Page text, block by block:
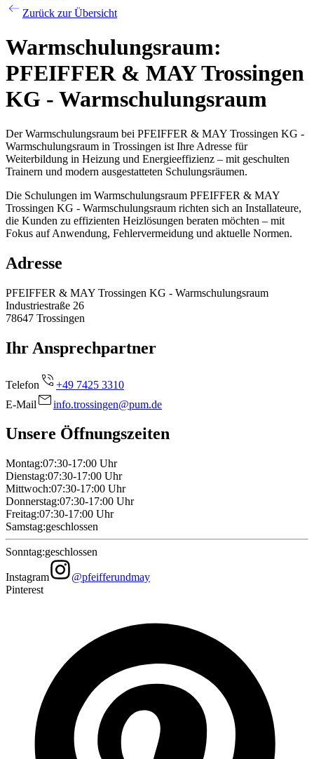
Zurück zur Übersicht
Warmschulungsraum:
PFEIFFER & MAY Trossingen
KG - Warmschulungsraum
Der Warmschulungsraum bei PFEIFFER & MAY Trossingen KG -
Warmschulungsraum in Trossingen ist Ihre Adresse für
Weiterbildung in Heizung und Energieeffizienz – mit geschulten
Trainern und modern ausgestatteten Schulungsräumen.
Die Schulungen im Warmschulungsraum PFEIFFER & MAY
Trossingen KG - Warmschulungsraum richten sich an Installateure,
die Kunden zu effizienten Heizlösungen beraten möchten – mit
Fokus auf Anwendung, Fehlervermeidung und aktuelle Normen.
Adresse
PFEIFFER & MAY Trossingen KG - Warmschulungsraum
Industriestraße 26
78647 Trossingen
Ihr Ansprechpartner
Telefon
+49 7425 3310
E-Mail
info.trossingen@pum.de
Unsere Öffnungszeiten
Montag:07:30-17:00 Uhr
Dienstag:07:30-17:00 Uhr
Mittwoch:07:30-17:00 Uhr
Donnerstag:07:30-17:00 Uhr
Freitag:07:30-17:00 Uhr
Samstag:geschlossen
Sonntag:geschlossen
Instagram
@pfeifferundmay
Pinterest